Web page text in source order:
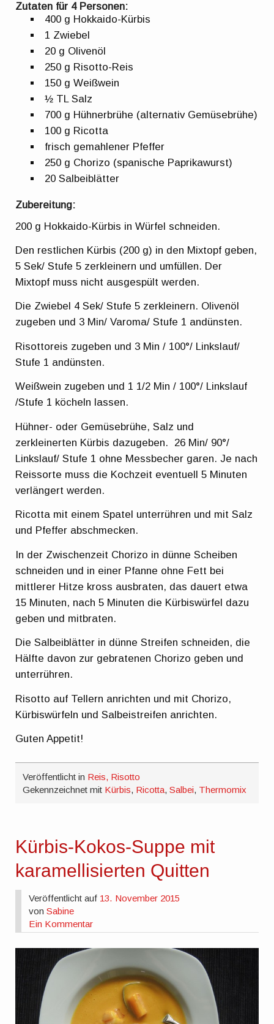
Zutaten für 4 Personen:
400 g Hokkaido-Kürbis
1 Zwiebel
20 g Olivenöl
250 g Risotto-Reis
150 g Weißwein
½ TL Salz
700 g Hühnerbrühe (alternativ Gemüsebrühe)
100 g Ricotta
frisch gemahlener Pfeffer
250 g Chorizo (spanische Paprikawurst)
20 Salbeiblätter
Zubereitung:
200 g Hokkaido-Kürbis in Würfel schneiden.
Den restlichen Kürbis (200 g) in den Mixtopf geben,
5 Sek/ Stufe 5 zerkleinern und umfüllen. Der
Mixtopf muss nicht ausgespült werden.
Die Zwiebel 4 Sek/ Stufe 5 zerkleinern. Olivenöl
zugeben und 3 Min/ Varoma/ Stufe 1 andünsten.
Risottoreis zugeben und 3 Min / 100°/ Linkslauf/
Stufe 1 andünsten.
Weißwein zugeben und 1 1/2 Min / 100°/ Linkslauf
/Stufe 1 köcheln lassen.
Hühner- oder Gemüsebrühe, Salz und
zerkleinerten Kürbis dazugeben. 26 Min/ 90°/
Linkslauf/ Stufe 1 ohne Messbecher garen. Je nach
Reissorte muss die Kochzeit eventuell 5 Minuten
verlängert werden.
Ricotta mit einem Spatel unterrühren und mit Salz
und Pfeffer abschmecken.
In der Zwischenzeit Chorizo in dünne Scheiben
schneiden und in einer Pfanne ohne Fett bei
mittlerer Hitze kross ausbraten, das dauert etwa
15 Minuten, nach 5 Minuten die Kürbiswürfel dazu
geben und mitbraten.
Die Salbeiblätter in dünne Streifen schneiden, die
Hälfte davon zur gebratenen Chorizo geben und
unterrühren.
Risotto auf Tellern anrichten und mit Chorizo,
Kürbiswürfeln und Salbeistreifen anrichten.
Guten Appetit!
Veröffentlicht in Reis, Risotto
Gekennzeichnet mit Kürbis, Ricotta,Salbei, Thermomix
Kürbis-Kokos-Suppe mit
karamellisierten Quitten
Veröffentlicht auf 13. November 2015
vonSabine
Ein Kommentar